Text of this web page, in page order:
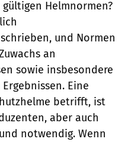
Helmnormen?
und Normen
an
sowie insbesondere
Eine
betrifft, ist
aber auch
notwendig. Wenn